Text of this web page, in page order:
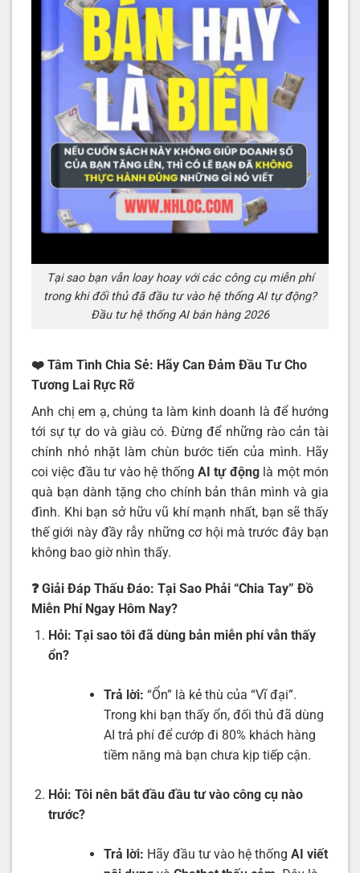
Tại sao bạn vẫn loay hoay với các công cụ miễn phí
trong khi đối thủ đã đầu tư vào hệ thống AI tự động?
Đầu tư hệ thống AI bán hàng 2026
❤️ Tâm Tình Chia Sẻ: Hãy Can Đảm Đầu Tư Cho
Tương Lai Rực Rỡ
Anh chị em ạ, chúng ta làm kinh doanh là để hướng
tới sự tự do và giàu có. Đừng để những rào cản tài
chính nhỏ nhặt làm chùn bước tiến của mình. Hãy
coi việc đầu tư vào hệ thống AI tự độnglà một món
quà bạn dành tặng cho chính bản thân mình và gia
đình. Khi bạn sở hữu vũ khí mạnh nhất, bạn sẽ thấy
thế giới này đầy rẫy những cơ hội mà trước đây bạn
không bao giờ nhìn thấy.
❓ Giải Đáp Thấu Đáo: Tại Sao Phải “Chia Tay” Đồ
Miễn Phí Ngay Hôm Nay?
Hỏi: Tại sao tôi đã dùng bản miễn phí vẫn thấy
ổn?
Trả lời: “Ổn” là kẻ thù của “Vĩ đại”.
Trong khi bạn thấy ổn, đối thủ đã dùng
AI trả phí để cướp đi 80% khách hàng
tiềm năng mà bạn chưa kịp tiếp cận.
Hỏi: Tôi nên bắt đầu đầu tư vào công cụ nào
trước?
Trả lời: Hãy đầu tư vào hệ thống AI viết